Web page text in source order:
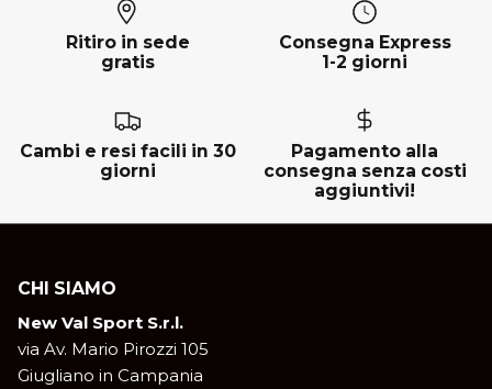
Ritiro in sede
gratis
Consegna Express
1-2 giorni
Cambi e resi facili in 30
giorni
Pagamento alla
consegna senza costi
aggiuntivi!
CHI SIAMO
New Val Sport S.r.l.
via Av. Mario Pirozzi 105
Giugliano in Campania